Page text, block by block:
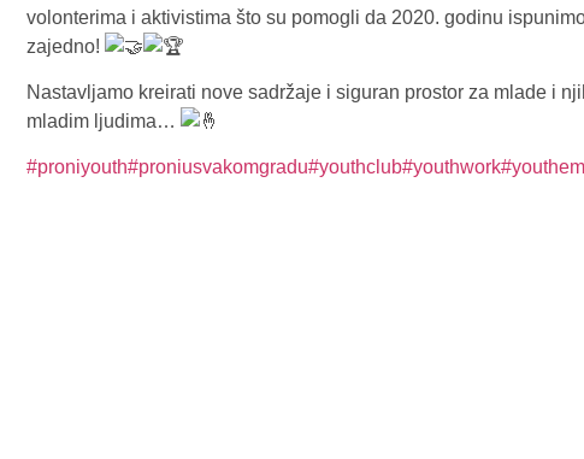
volonterima i aktivistima što su pomogli da 2020. godinu
zajedno!
Nastavljamo kreirati nove sadržaje i siguran prostor za mlade i
mladim ljudima…
#proniyouth#proniusvakomgradu#youthclub#youthwork